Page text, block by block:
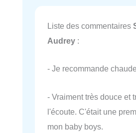
Liste des commentaires
Audrey :
- Je recommande
- Vraiment très douce et
l'écoute. C'était une
mon baby boys.